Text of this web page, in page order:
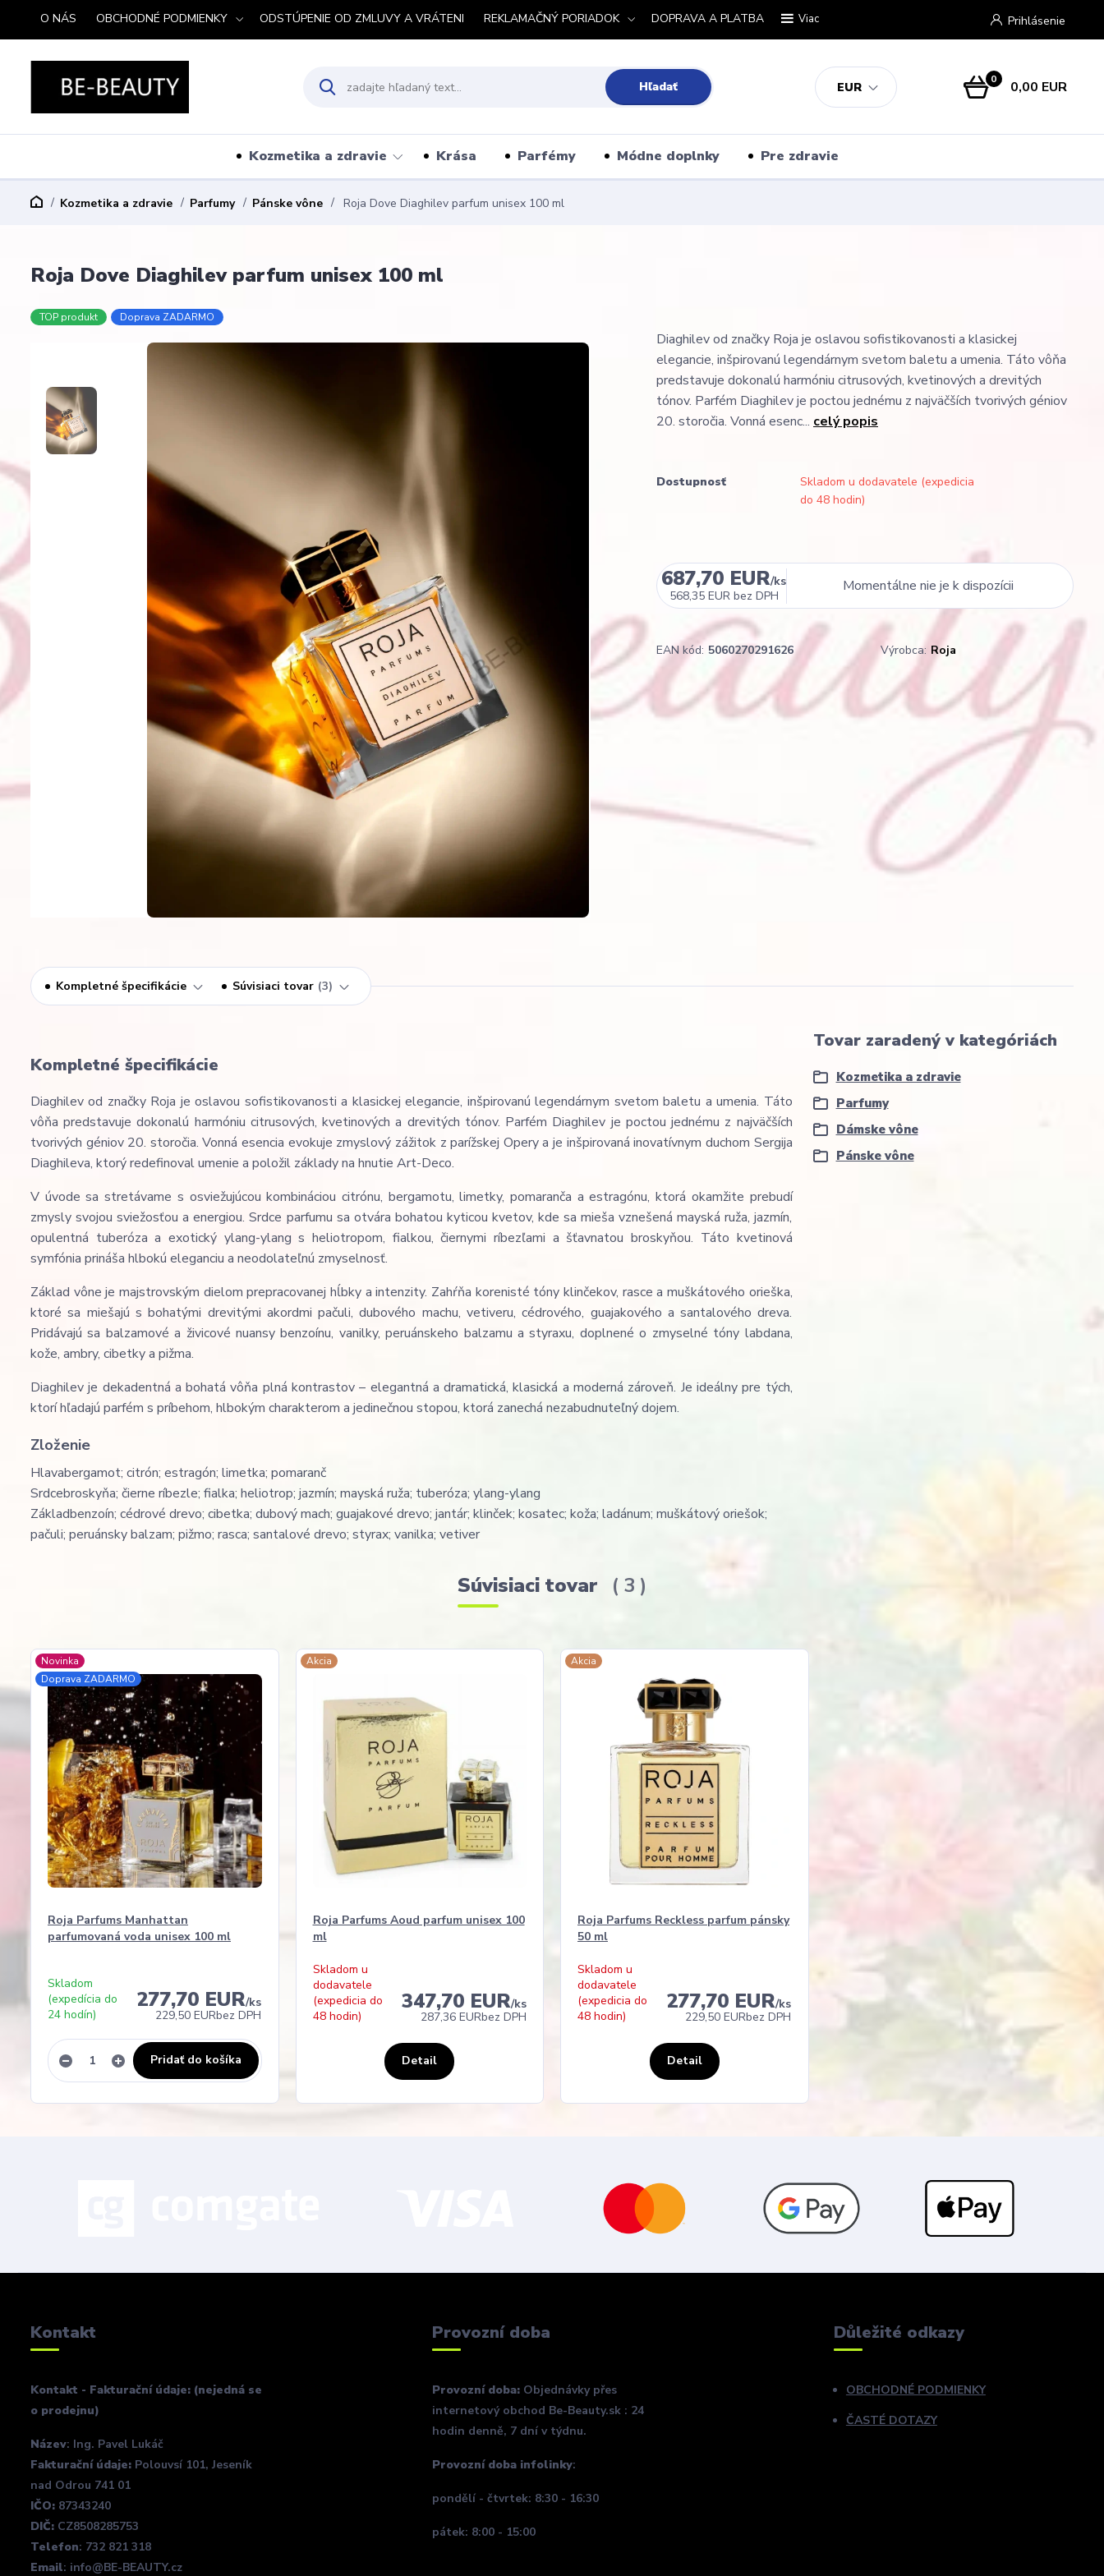
O NÁS OBCHODNÉ PODMIENKY ODSTÚPENIE OD ZMLUVY A VRÁTENI REKLAMAČNÝ PORIADOK DOPRAVA A PLATBA Viac
EUR
Prihlásenie
Hľadať 0 0,00 EUR
Kozmetika a zdravie Krása Parfémy Módne doplnky Pre zdravie
Kozmetika a zdravie Parfumy Pánske vône Roja Dove Diaghilev parfum unisex 100 ml
Roja Dove Diaghilev parfum unisex 100 ml
TOP produkt Doprava ZADARMO
Diaghilev od značky Roja je oslavou sofistikovanosti a klasickej
elegancie, inšpirovanú legendárnym svetom baletu a umenia. Táto vôňa
predstavuje dokonalú harmóniu citrusových, kvetinových a drevitých
tónov. Parfém Diaghilev je poctou jednému z najväčších tvorivých géniov
20. storočia. Vonná esenc... celý popis
Dostupnosť
Skladom u dodavatele (expedicia
do 48 hodin)
687,70 EUR/ks
568,35 EUR bez DPH
Momentálne nie je k dispozícii
EAN kód: 5060270291626 Výrobca: Roja
Kompletné špecifikácie Súvisiaci tovar 3
Kompletné špecifikácie
Diaghilev od značky Roja je oslavou sofistikovanosti a klasickej elegancie, inšpirovanú legendárnym svetom baletu a umenia. Táto
vôňa predstavuje dokonalú harmóniu citrusových, kvetinových a drevitých tónov. Parfém Diaghilev je poctou jednému z najväčších
tvorivých géniov 20. storočia. Vonná esencia evokuje zmyslový zážitok z parížskej Opery a je inšpirovaná inovatívnym duchom Sergija
Diaghileva, ktorý redefinoval umenie a položil základy na hnutie Art-Deco.
V úvode sa stretávame s osviežujúcou kombináciou citrónu, bergamotu, limetky, pomaranča a estragónu, ktorá okamžite prebudí
zmysly svojou sviežosťou a energiou. Srdce parfumu sa otvára bohatou kyticou kvetov, kde sa mieša vznešená mayská ruža, jazmín,
opulentná tuberóza a exotický ylang-ylang s heliotropom, fialkou, čiernymi ríbezľami a šťavnatou broskyňou. Táto kvetinová
symfónia prináša hlbokú eleganciu a neodolateľnú zmyselnosť.
Základ vône je majstrovským dielom prepracovanej hĺbky a intenzity. Zahŕňa korenisté tóny klinčekov, rasce a muškátového orieška,
ktoré sa miešajú s bohatými drevitými akordmi pačuli, dubového machu, vetiveru, cédrového, guajakového a santalového dreva.
Pridávajú sa balzamové a živicové nuansy benzoínu, vanilky, peruánskeho balzamu a styraxu, doplnené o zmyselné tóny labdana,
kože, ambry, cibetky a pižma.
Diaghilev je dekadentná a bohatá vôňa plná kontrastov – elegantná a dramatická, klasická a moderná zároveň. Je ideálny pre tých,
ktorí hľadajú parfém s príbehom, hlbokým charakterom a jedinečnou stopou, ktorá zanechá nezabudnuteľný dojem.
Zloženie
Hlavabergamot; citrón; estragón; limetka; pomaranč
Srdcebroskyňa; čierne ríbezle; fialka; heliotrop; jazmín; mayská ruža; tuberóza; ylang-ylang
Základbenzoín; cédrové drevo; cibetka; dubový mach; guajakové drevo; jantár; klinček; kosatec; koža; ladánum; muškátový oriešok;
pačuli; peruánsky balzam; pižmo; rasca; santalové drevo; styrax; vanilka; vetiver
Tovar zaradený v kategóriách
Kozmetika a zdravie
Parfumy
Dámske vône
Pánske vône
Súvisiaci tovar 3
Novinka
Doprava ZADARMO
Roja Parfums Manhattan
parfumovaná voda unisex 100 ml
277,70 EUR/ks
229,50 EURbez DPH
Skladom
(expedícia do
24 hodín)
Pridať do košíka
Akcia
Roja Parfums Aoud parfum unisex 100
ml
347,70 EUR/ks
287,36 EURbez DPH
Skladom u
dodavatele
(expedicia do
48 hodin)
Detail
Akcia
Roja Parfums Reckless parfum pánsky
50 ml
277,70 EUR/ks
229,50 EURbez DPH
Skladom u
dodavatele
(expedicia do
48 hodin)
Detail
Kontakt
Kontakt - Fakturační údaje: (nejedná se
o prodejnu)
Název: Ing. Pavel Lukáč
Fakturační údaje: Polouvsí 101, Jeseník
nad Odrou 741 01
IČO: 87343240
DIČ: CZ8508285753
Telefon: 732 821 318
Email: info@BE-BEAUTY.cz
Provozní doba
Provozní doba: Objednávky přes
internetový obchod Be-Beauty.sk : 24
hodin denně, 7 dní v týdnu.
Provozní doba infolinky:
pondělí - čtvrtek: 8:30 - 16:30
pátek: 8:00 - 15:00
Důležité odkazy
OBCHODNÉ PODMIENKY
ČASTÉ DOTAZY